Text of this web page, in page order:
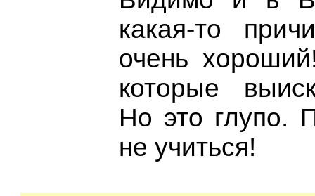
какая-то
очень
которые
Но это глупо.
не учиться!